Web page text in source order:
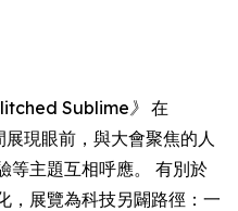
Sublime》 在
現眼前，與大會聚焦的人
等主題互相呼應。 有別於
，展覽為科技另闢路徑：一